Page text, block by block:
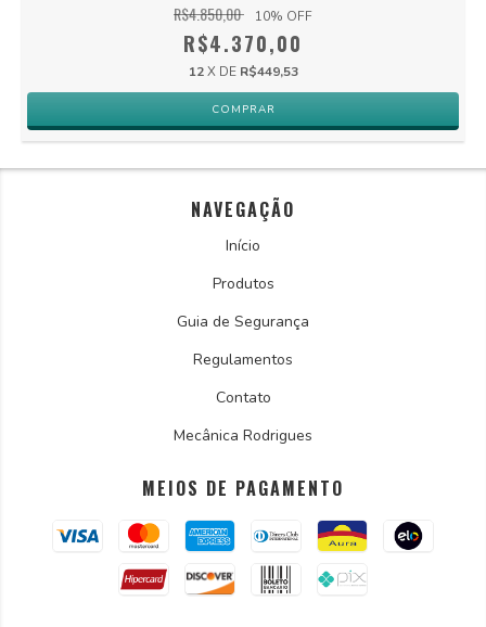
R$4.850,00 10% OFF
R$4.370,00
12 X DE R$449,53
NAVEGAÇÃO
Início
Produtos
Guia de Segurança
Regulamentos
Contato
Mecânica Rodrigues
MEIOS DE PAGAMENTO